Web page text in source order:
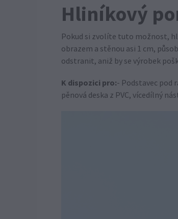
Hliníkový
Pokud si zvolíte tuto možnost,
obrazem a stěnou asi 1 cm,
odstranit, aniž by se výrobek
K dispozici pro:- Podstavec pod
pěnová deska z PVC, vícedílný